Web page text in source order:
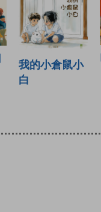
我的小倉鼠小
白